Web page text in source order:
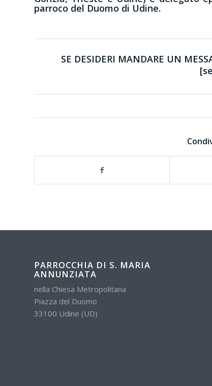
parroco del Duomo di Udine.
SE DESIDERI MANDARE UN
PARROCCHIA DI S. MARIA
ANNUNZIATA
nella Chiesa Metropolitana
Piazza del Duomo
33100 Udine (UD)